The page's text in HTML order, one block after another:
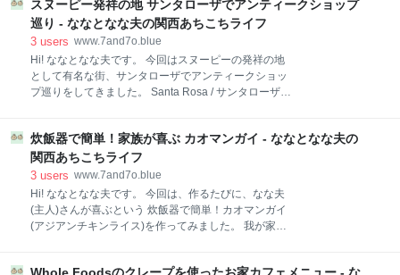
セス方法 Shihlin Taiwan Street Snacks 522 Barber Ln,
Milpitas, CA 95035 *チェーン展開されているので、他
にサンフランシスコ / サンノゼ / バークレー / プレザン
トン / サンマテオにもお店があります。 個人的に目新
しかったのは、 購入した商品を受け取る際、袋に串が
刺さった状態で渡されたこと。 なんだか台湾の屋台ス
スヌーピー発祥の地 サンタローザでアンティークショップ
巡り - ななとなな夫の関西あちこちライフ
3 users www.7and7o.blue
Hi! ななとなな夫です。 今回はスヌーピーの発祥の地
として有名な街、サンタローザでアンティークショッ
プ巡りをしてきました。 Santa Rosa / サンタローザ
3.Llano House Antiques アクセス方法 店内の様子 今
回の戦利品 Santa Rosa / サンタローザ カリフォルニ
ア州、サンフランシスコから車で約1時間ほどの距離
にある、小さな街。近くには、ワインで有名なナパや
ソノマがあります。 この街に、スヌーピーで有名なコ
ミック "ピーナッツ" の作者、チャールズ・M・シュル
ヌーピー好きにはたまらないチャールズ・M・シュル
炊飯器で簡単！家族が喜ぶ カオマンガイ - ななとなな夫の
関西あちこちライフ
3 users www.7and7o.blue
Hi! ななとなな夫です。 今回は、作るたびに、なな夫
(主人)さんが喜ぶという 炊飯器で簡単！カオマンガイ
(アジアンチキンライス)を作ってみました。 我が家流